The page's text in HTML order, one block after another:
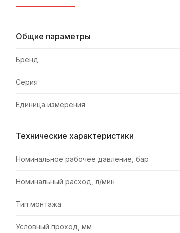
Общие параметры
Бренд
Серия
Единица измерения
Технические характеристики
Номинальное рабочее давление, бар
Номинальный расход, л/мин
Тип монтажа
Условный проход, мм